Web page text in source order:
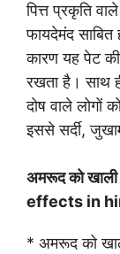
पित्त प्रकृति
फायदेमंद
कारण यह पेट
रखता है। साथ
दोष वाले लोगों
इससे सर्दी,
अमरूद को
effects in
* अमरूद को